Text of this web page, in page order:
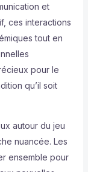
et
ces interactions
tout en
pour le
qu’il soit
autour du jeu
nuancée. Les
ensemble pour